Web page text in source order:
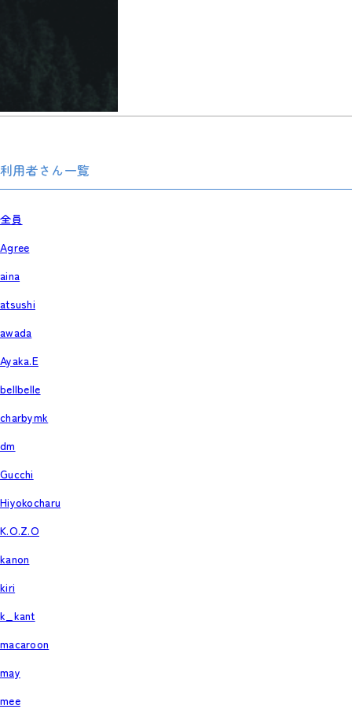
利用者さん一覧
全員
Agree
aina
atsushi
awada
Ayaka.E
bellbelle
charbymk
dm
Gucchi
Hiyokocharu
K.O.Z.O
kanon
kiri
k_kant
macaroon
may
mee